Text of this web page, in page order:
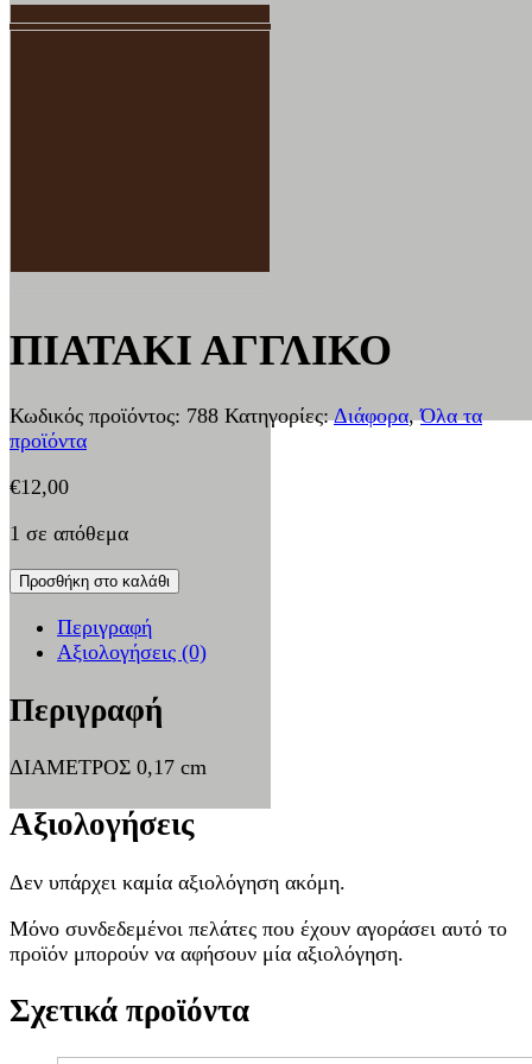
ΠΙΑΤΑΚΙ ΑΓΓΛΙΚΟ
Κωδικός προϊόντος: 788 Κατηγορίες:Διάφορα,Όλα τα
προϊόντα
€12,00
1 σε απόθεμα
Προσθήκη στο καλάθι
Περιγραφή
Αξιολογήσεις (0)
Περιγραφή
ΔΙΑΜΕΤΡΟΣ 0,17 cm
Αξιολογήσεις
Δεν υπάρχει καμία αξιολόγηση ακόμη.
Μόνο συνδεδεμένοι πελάτες που έχουν αγοράσει αυτό το
προϊόν μπορούν να αφήσουν μία αξιολόγηση.
Σχετικά προϊόντα